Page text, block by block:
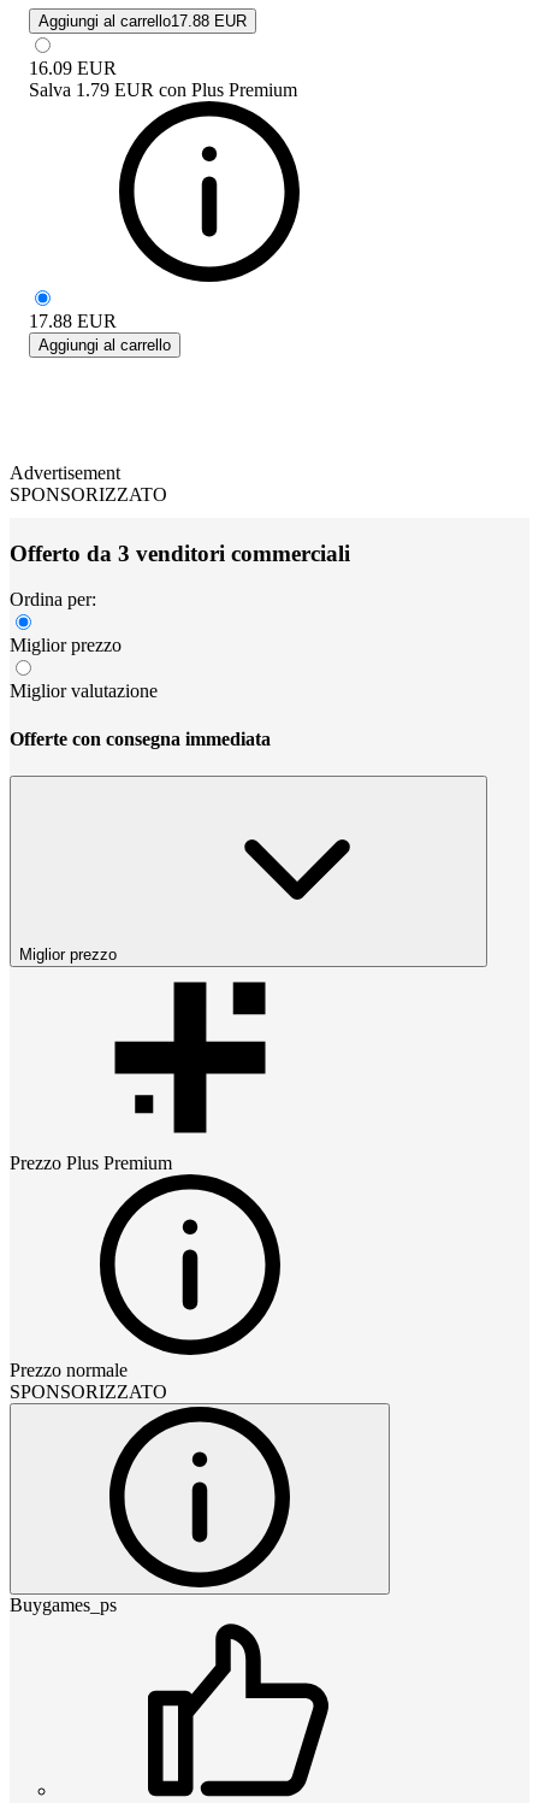
Aggiungi al carrello17.88 EUR
16.09 EUR
Salva 1.79 EUR con Plus Premium
17.88 EUR
Aggiungi al carrello
Advertisement
SPONSORIZZATO
Offerto da 3 venditori commerciali
Ordina per:
Miglior prezzo
Miglior valutazione
Offerte con consegna immediata
Miglior prezzo
Prezzo Plus Premium
Prezzo normale
SPONSORIZZATO
Buygames_ps